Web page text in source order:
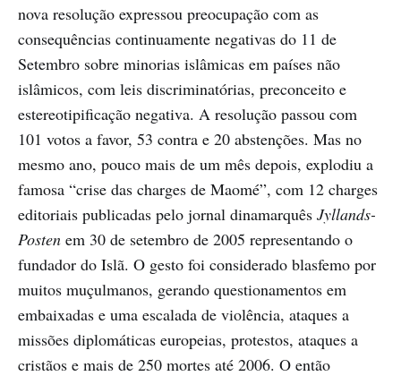
nova resolução expressou preocupação com as
consequências continuamente negativas do 11 de
Setembro sobre minorias islâmicas em países não
islâmicos, com leis discriminatórias, preconceito e
estereotipificação negativa. A resolução passou com
101 votos a favor, 53 contra e 20 abstenções. Mas no
mesmo ano, pouco mais de um mês depois, explodiu a
famosa “crise das charges de Maomé”, com 12 charges
editoriais publicadas pelo jornal dinamarquês Jyllands-
Posten em 30 de setembro de 2005 representando o
fundador do Islã. O gesto foi considerado blasfemo por
muitos muçulmanos, gerando questionamentos em
embaixadas e uma escalada de violência, ataques a
missões diplomáticas europeias, protestos, ataques a
cristãos e mais de 250 mortes até 2006. O então